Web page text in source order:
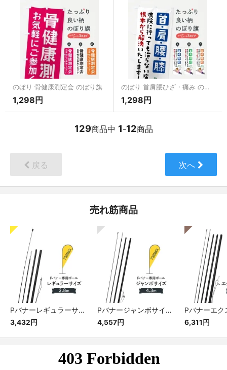
のぼり 骨健康測定会 のぼり旗
1,298円
のぼり 首肩腰ひざ・痛み のぼり旗
1,298円
129商品中 1-12商品
戻る 次へ
売れ筋商品
Pバナーレギュラーサイズ専用ポール
3,432円
Pバナージャンボサイズ専用ポール
4,557円
6,311円